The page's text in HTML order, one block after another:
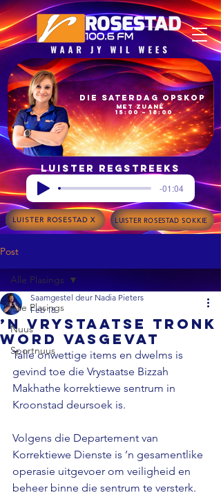
15:00 – 18:00
met Zuané
Die Saterdag Opskop
Luister regstreeks
-01:04
LUISTER ROSESTAD X LUISTER ROSESTAD SOKKIE
Post
Alle Plasings
Nuus
Sportnuus
Alle Plasings
’n Vrystaatse tronk
word vasgevat
Saamgestel deur Nadia Pieters
Feb 18
Talle onwettige items en dwelms is
gevind toe die Vrystaatse Bizzah
Makhathe korrektiewe sentrum in
Kroonstad deursoek is.
Volgens die Departement van
Korrektiewe Dienste is ’n gesamentlike
operasie uitgevoer om veiligheid en
beheer binne die sentrum te versterk.